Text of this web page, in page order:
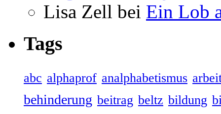
Lisa Zell bei Ein Lob
Tags
abc alphaprof analphabetismus
behinderung beitrag beltz bildung